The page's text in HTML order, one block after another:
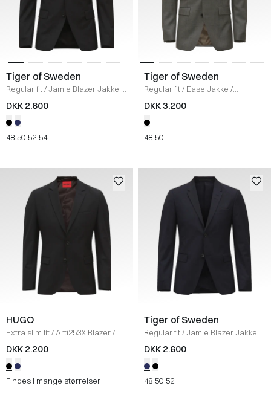
Tiger of Sweden
Regular fit/Jamie Blazer Jakke
BLACK
DKK 2.600
48 50 52 54
Tiger of Sweden
Regular fit/ Ease Jakke /
SHADOW
DKK 3.200
48 50
HUGO
Extra slim fit/ Arti253X Blazer/
SORT
DKK 2.200
Findes i mange størrelser
Tiger of Sweden
Regular fit/Jamie Blazer Jakke
NAVY
DKK 2.600
48 50 52